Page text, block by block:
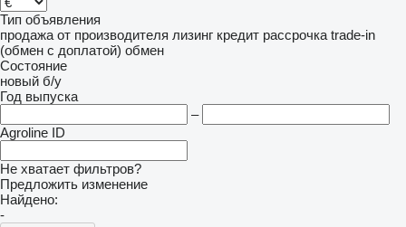
Тип объявления
продажа от производителя лизинг кредит рассрочка trade-in
(обмен с доплатой) обмен
Состояние
новый б/у
Год выпуска
–
Agroline ID
Не хватает фильтров?
Предложить изменение
Найдено:
-